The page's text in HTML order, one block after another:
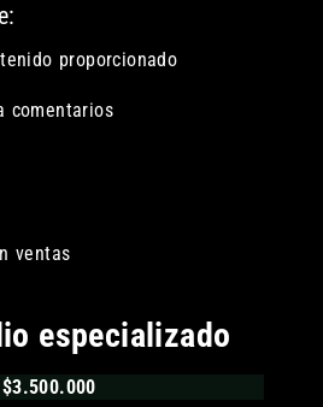
proporcionado
comentarios
ventas
especializado